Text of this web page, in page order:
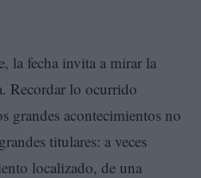
la fecha invita a mirar la
Recordar lo ocurrido
grandes acontecimientos no
titulares: a veces
localizado, de una